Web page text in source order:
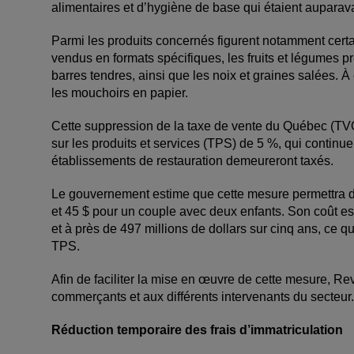
alimentaires et d’hygiène de base qui étaient
Parmi les produits concernés figurent notamment
vendus en formats spécifiques, les fruits et légumes
barres tendres, ainsi que les noix et graines salées.
les mouchoirs en papier.
Cette suppression de la taxe de vente du Québec
sur les produits et services (TPS) de 5 %, qui
établissements de restauration demeureront taxés.
Le gouvernement estime que cette mesure
et 45 $ pour un couple avec deux enfants. Son coût
et à près de 497 millions de dollars sur cinq ans, ce
TPS.
Afin de faciliter la mise en œuvre de cette mesure,
commerçants et aux différents intervenants du secteur.
Réduction temporaire des frais d’immatriculation